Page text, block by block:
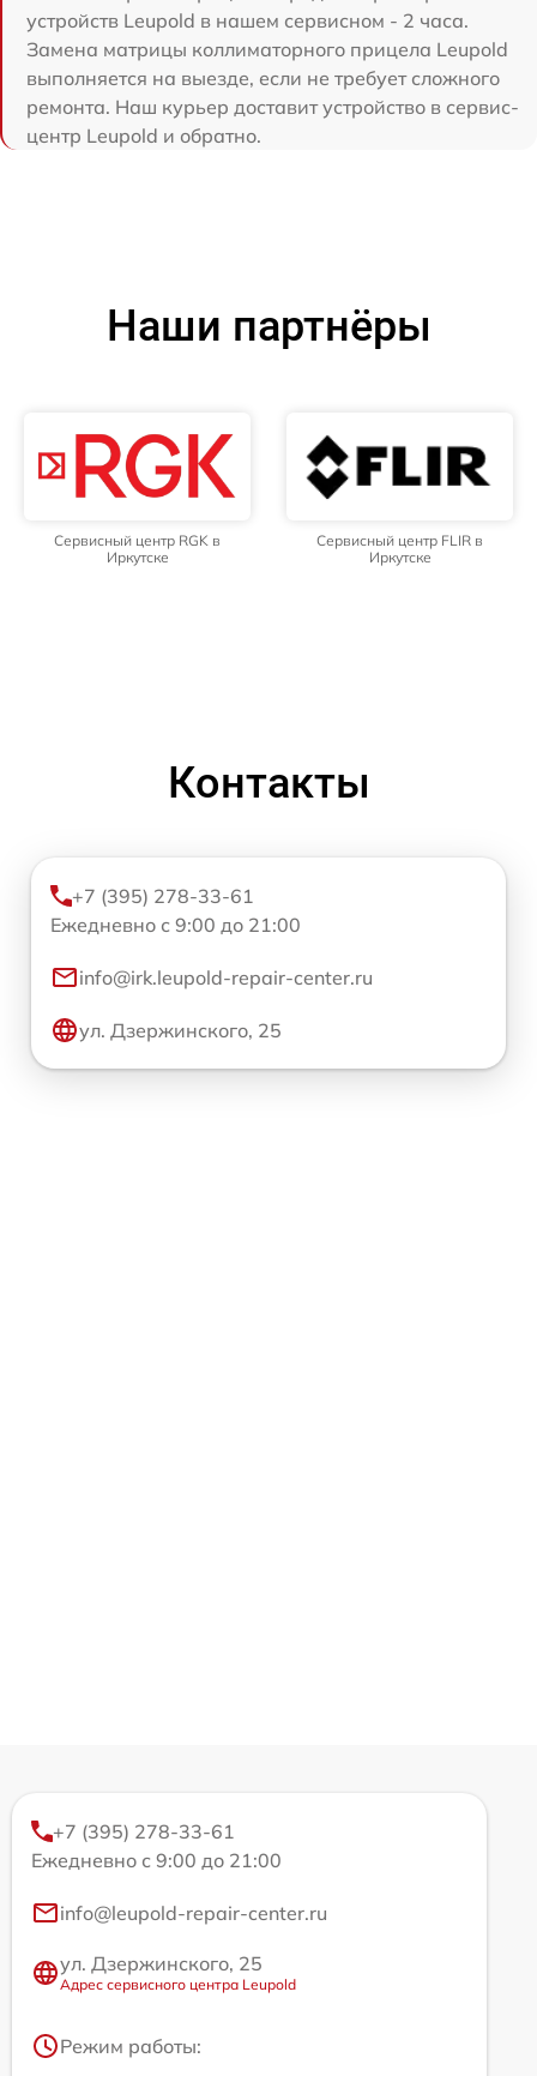
устройств Leupold в нашем сервисном - 2 часа.
Замена матрицы коллиматорного прицела Leupold
выполняется на выезде, если не требует сложного
ремонта. Наш курьер доставит устройство в сервис-
центр Leupold и обратно.
Наши партнёры
Сервисный центр RGK в
Иркутске
Сервисный центр FLIR в
Иркутске
Контакты
+7 (395) 278-33-61
Ежедневно с 9:00 до 21:00
info@irk.leupold-repair-center.ru
ул. Дзержинского, 25
+7 (395) 278-33-61
Ежедневно с 9:00 до 21:00
info@leupold-repair-center.ru
ул. Дзержинского, 25
Адрес сервисного центра Leupold
Режим работы: